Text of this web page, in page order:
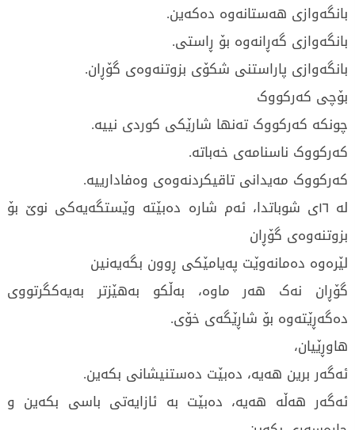
بانگەوازی هەستانەوە دەکەین.
بانگەوازی گەڕانەوە بۆ ڕاستی.
بانگەوازی پاراستنی شکۆی بزوتنەوەی گۆڕان.
بۆچی کەرکووک
چونکە کەرکووک تەنها شارێکی کوردی نییە.
کەرکووک ناسنامەی خەباتە.
کەرکووک مەیدانی تاقیکردنەوەی وەفادارییە.
لە ١٦ی شوباتدا، ئەم شارە دەبێتە وێستگەیەکی نوێ بۆ
بزوتنەوەی گۆڕان
لێرەوە دەمانەوێت پەیامێکی ڕوون بگەیەنین
گۆڕان نەک هەر ماوە، بەڵکو بەهێزتر بەیەکگرتووی
دەگەڕێتەوە بۆ شاڕێگەی خۆی.
هاوڕێیان،
ئەگەر برین هەیە، دەبێت دەستنیشانی بکەین.
ئەگەر هەڵە هەیە، دەبێت بە ئازایەتی باسی بکەین و